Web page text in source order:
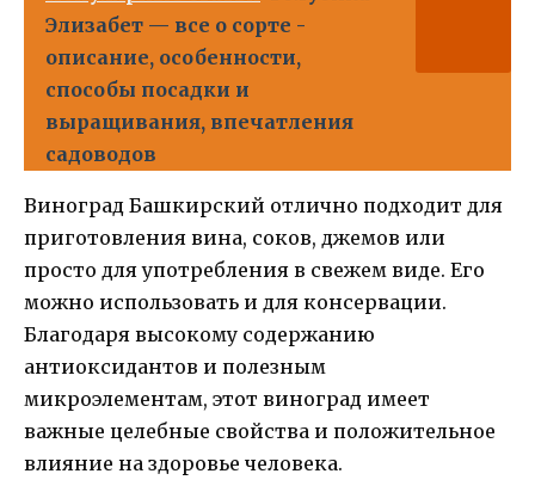
Элизабет — все о сорте -
описание, особенности,
способы посадки и
выращивания, впечатления
садоводов
Виноград Башкирский отлично подходит для
приготовления вина, соков, джемов или
просто для употребления в свежем виде. Его
можно использовать и для консервации.
Благодаря высокому содержанию
антиоксидантов и полезным
микроэлементам, этот виноград имеет
важные целебные свойства и положительное
влияние на здоровье человека.